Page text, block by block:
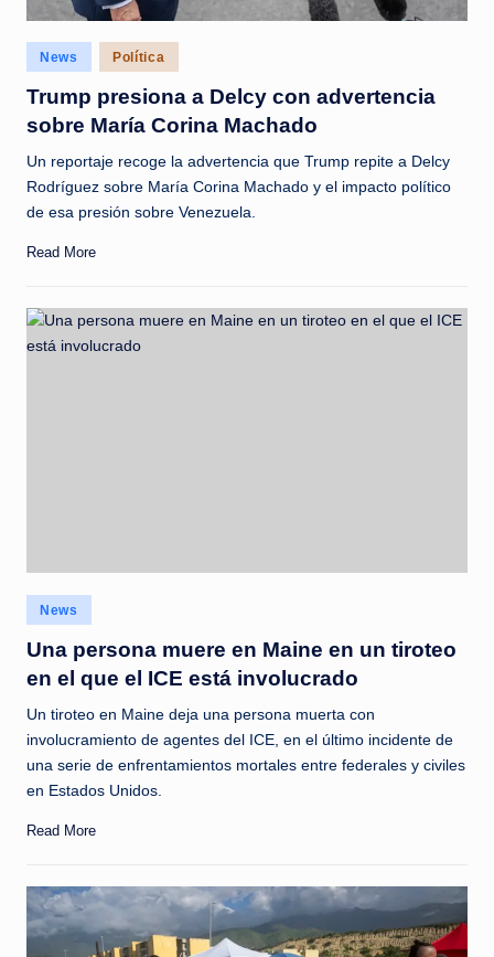
Posted
in
News Política
Trump presiona a Delcy con advertencia
sobre María Corina Machado
Un reportaje recoge la advertencia que Trump repite a Delcy
Rodríguez sobre María Corina Machado y el impacto político
de esa presión sobre Venezuela.
Read More
Posted
in
News
Una persona muere en Maine en un tiroteo
en el que el ICE está involucrado
Un tiroteo en Maine deja una persona muerta con
involucramiento de agentes del ICE, en el último incidente de
una serie de enfrentamientos mortales entre federales y civiles
en Estados Unidos.
Read More